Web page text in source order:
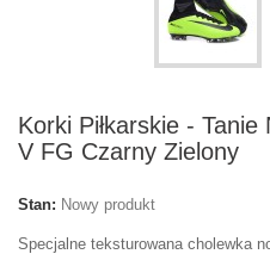
Korki Piłkarskie -
V FG Czarny Zielony
Stan: Nowy produkt
Specjalne teksturowana cholewka